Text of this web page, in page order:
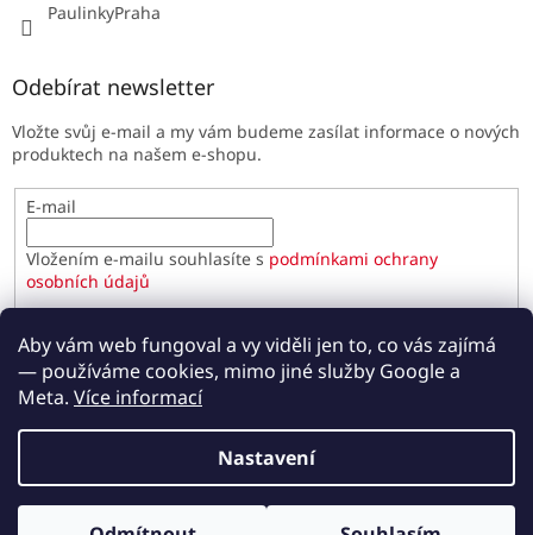
Aby vám web fungoval a vy viděli jen to, co vás zajímá
— používáme cookies, mimo jiné služby Google a
Meta. Více informací
Nastavení
PaulinkyPraha
Odebírat newsletter
Vložte svůj e-mail a my vám budeme zasílat informace o nových
produktech na našem e-shopu.
E-mail
Vložením e-mailu souhlasíte s podmínkami ochrany
osobních údajů
PŘIHLÁSIT SE
Paulínky.cz. Všechna práva vyhrazena.